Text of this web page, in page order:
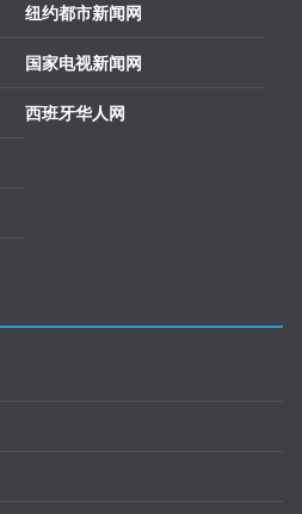
纽约都市新闻网
国家电视新闻网
西班牙华人网